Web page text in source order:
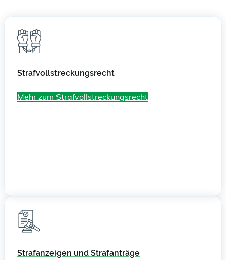
Strafvollstreckungsrecht
Mehr zum Strafvollstreckungsrecht
Strafanzeigen und Strafanträge